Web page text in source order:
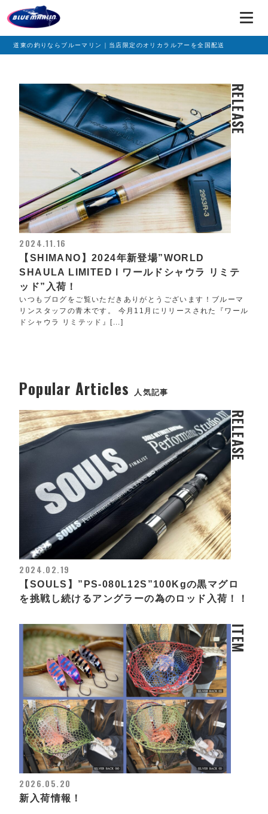
道東の釣りならブルーマリン｜当店限定のオリカラルアーを全国配送
RELEASE
2024.11.16
【SHIMANO】2024年新登場”WORLD
SHAULA LIMITED l ワールドシャウラ リミテ
ッド”入荷！
いつもブログをご覧いただきありがとうございます！ブルーマ
リンスタッフの青木です。 今月11月にリリースされた『ワール
ドシャウラ リミテッド』[...]
Popular Articles 人気記事
RELEASE
2024.02.19
【SOULS】”PS-080L12S”100Kgの黒マグロ
を挑戦し続けるアングラーの為のロッド入荷！！
ITEM
2026.05.20
新入荷情報！